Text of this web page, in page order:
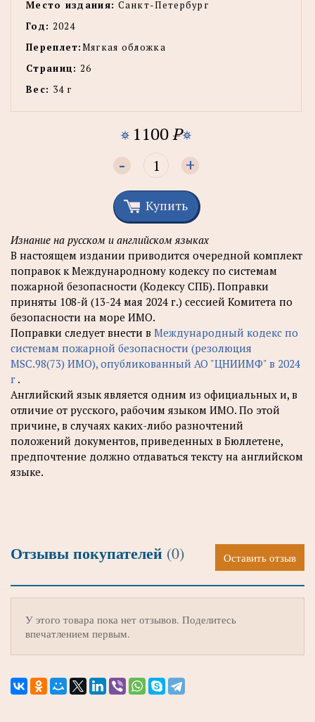
Место издания: Санкт-Петербург
Год: 2024
Переплет:Мягкая обложка
Страниц: 26
Вес: 34 г
1100P
- +
Купить
Изнание на русском и английском языках
В настоящем издании приводится очередной комплект
поправок к Международному кодексу по системам
пожарной безопасности (Кодексу СПБ). Поправки
приняты 108-й (13-24 мая 2024 г.) сессией Комитета по
безопасности на море ИМО.
Поправки следует внести в Международный кодекс по
системам пожарной безопасности (резолюция
MSC.98(73) ИМО), опубликованный АО "ЦНИИМФ" в 2024
г .
Английский язык является одним из официальных и, в
отличие от русского, рабочим языком ИМО. По этой
причине, в случаях каких-либо разночтений
положений документов, приведенных в Бюллетене,
предпочтение должно отдаваться тексту на английском
языке.
Отзывы покупателей (0) Оставить отзыв
У этого товара пока нет отзывов. Поделитесь
впечатлением первым.